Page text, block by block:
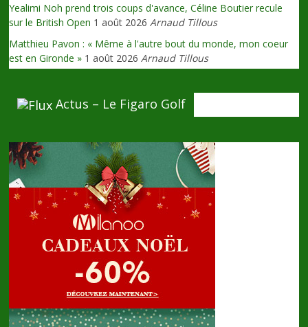
Yealimi Noh prend trois coups d'avance, Céline Boutier recule
sur le British Open 1 août 2026 Arnaud Tillous
Matthieu Pavon : « Même à l'autre bout du monde, mon coeur
est en Gironde » 1 août 2026 Arnaud Tillous
Actus – Le Figaro Golf